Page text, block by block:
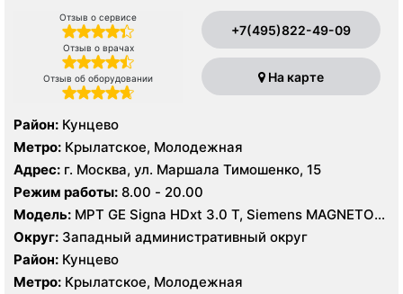
Отзыв о сервисе
Отзыв о врачах
Отзыв об оборудовании
+7(495)822-49-09
На карте
Район: Кунцево
Метро: Крылатское, Молодежная
Адрес: г. Москва, ул. Маршала Тимошенко, 15
Режим работы: 8.00 - 20.00
Модель: МРТ GE Signa HDxt 3.0 T, Siemens MAGNETOM
Aera 1.5 T, GE Signa Ovation 0.35 T, КТ GE LightSpeed
VCT XT 64 среза, Siemens Somatom Sensation 64
среза, УЗИ GE Voluson E8, Philips iU22
Округ: Западный административный округ
Район: Кунцево
Метро: Крылатское, Молодежная